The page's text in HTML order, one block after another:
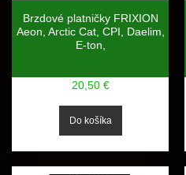
Brzdové platničky FRIXION
Aeon, Arctic Cat, CPI, Daelim,
E-ton,
20,50 €